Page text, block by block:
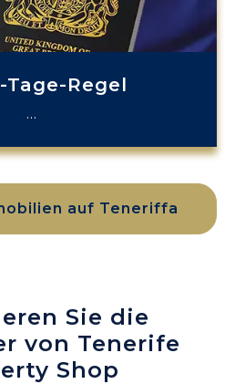
Tage-Regel
…
auf Teneriffa
Sie die
von Tenerife
Shop